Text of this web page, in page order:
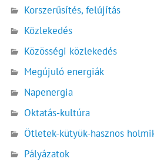
Korszerűsítés, felújítás
Közlekedés
Közösségi közlekedés
Megújuló energiák
Napenergia
Oktatás-kultúra
Ötletek-kütyük-hasznos
Pályázatok